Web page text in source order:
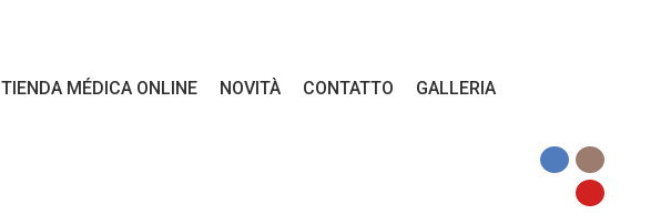
TIENDA MÉDICA ONLINE NOVITÀ CONTATTO GALLERIA